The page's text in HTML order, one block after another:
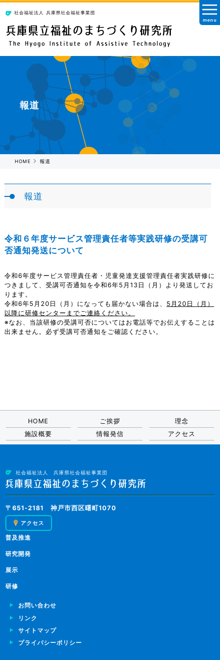
社会福祉法人
兵庫県社会福祉事業団
menu
報道
HOME 報道
報道
令和６年度サービス管理責任者等実践研修の受講可
否通知発送について
令和6年度サービス管理責任者・児童発達支援管理責任者実践研修に
つきまして、受講可否通知を令和6年5月13日（月）より発送してお
ります。
令和6年5月20日（月）になっても届かない場合は、 5月20日（月）
以降に研修センターまでご連絡ください。
※なお、当該研修の受講可否についてはお電話等でお伝えすることは
出来ません。必ず受講可否通知をご確認ください。
HOME ご挨拶
理念
施設概要
情報発信 アクセス
社会福祉法人 兵庫県社会福祉事業団
〒651-2181 神戸市西区曙町1070
アクセス
普及推進
研究開発
展示
研修
お問い合わせ
リンク
サイトマップ
プライバシーポリシー